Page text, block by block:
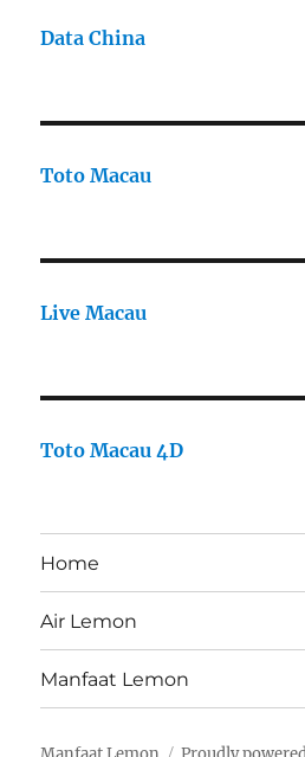
Data China
Toto Macau
Live Macau
Toto Macau 4D
Home
Air Lemon
Manfaat Lemon